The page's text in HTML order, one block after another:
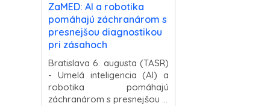
ZaMED: AI a robotika
pomáhajú záchranárom s
presnejšou diagnostikou
pri zásahoch
Bratislava 6. augusta (TASR)
- Umelá inteligencia (AI) a
robotika pomáhajú
záchranárom s presnejšou ...